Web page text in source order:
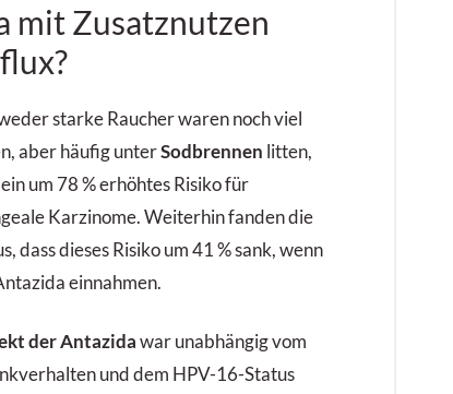
mit Zusatznutzen
starke Raucher waren noch viel
aber häufig unterSodbrennen litten,
um 78 % erhöhtes Risiko für
Karzinome. Weiterhin fanden die
dass dieses Risiko um 41 % sank, wenn
einnahmen.
der Antazidawar unabhängig vom
und dem HPV-16-Status